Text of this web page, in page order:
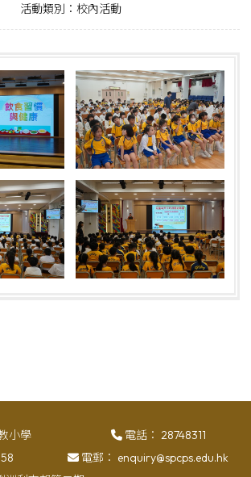
活動類別：校內活動
小學 電話： 28748311
電郵： enquiry@spcps.edu.hk